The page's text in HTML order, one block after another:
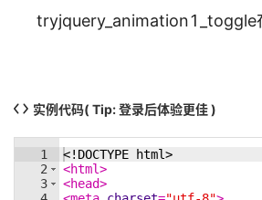
实例代码( Tip: 登录后体验更佳 )
1
2
3
<! DOCTYPE html>
<html>
<head>